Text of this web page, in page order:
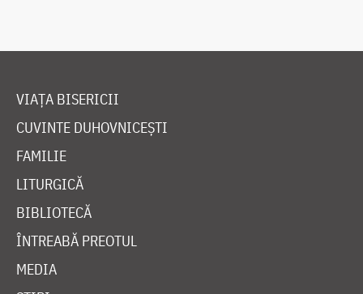
VIAȚA BISERICII
CUVINTE DUHOVNICEȘTI
FAMILIE
LITURGICĂ
BIBLIOTECĂ
ÎNTREABĂ PREOTUL
MEDIA